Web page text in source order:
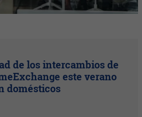
de los intercambios de
este verano
domésticos